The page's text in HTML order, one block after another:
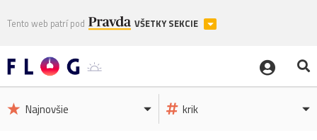
Tento web patrí pod VŠETKY SEKCIE
Najnovšie krik